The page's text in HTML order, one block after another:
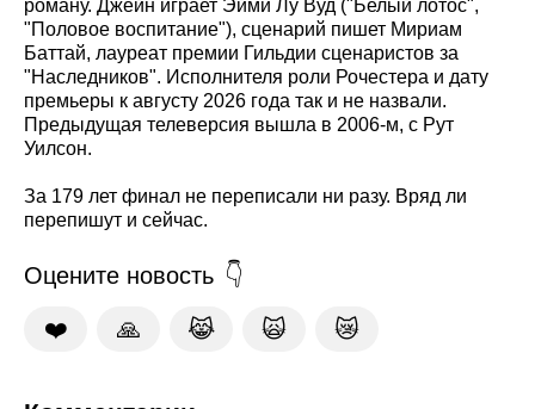
роману. Джейн играет Эйми Лу Вуд ("Белый лотос",
"Половое воспитание"), сценарий пишет Мириам
Баттай, лауреат премии Гильдии сценаристов за
"Наследников". Исполнителя роли Рочестера и дату
премьеры к августу 2026 года так и не назвали.
Предыдущая телеверсия вышла в 2006-м, с Рут
Уилсон.
За 179 лет финал не переписали ни разу. Вряд ли
перепишут и сейчас.
Оцените новость
❤️ 🙏 😹 🙀 😿